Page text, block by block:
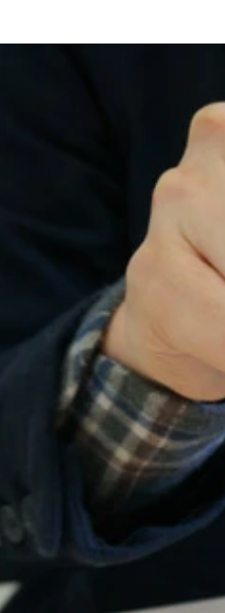
ちでドック」のキットでセルフ
近くの病院に行き、治療を実施
が並ぶ検査キット
科の実験のようでちょっと楽し